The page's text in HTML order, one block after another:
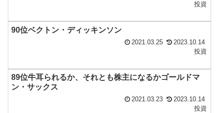
投資
90位ベクトン・ディッキンソン
2021.03.25
2023.10.14
投資
89位牛耳られるか、それとも株主になるかゴールドマ
ン・サックス
2021.03.23
2023.10.14
投資